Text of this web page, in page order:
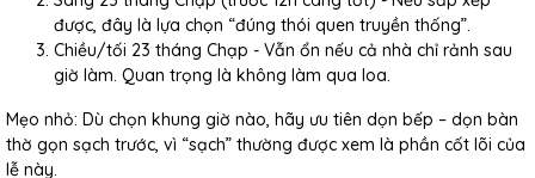
được, đây là lựa chọn “đúng thói quen truyền thống”.
Chiều/tối 23 tháng Chạp - Vẫn ổn nếu cả nhà chỉ rảnh sau
giờ làm. Quan trọng là không làm qua loa.
Mẹo nhỏ: Dù chọn khung giờ nào, hãy ưu tiên dọn bếp – dọn bàn
thờ gọn sạch trước, vì “sạch” thường được xem là phần cốt lõi của
lễ này.